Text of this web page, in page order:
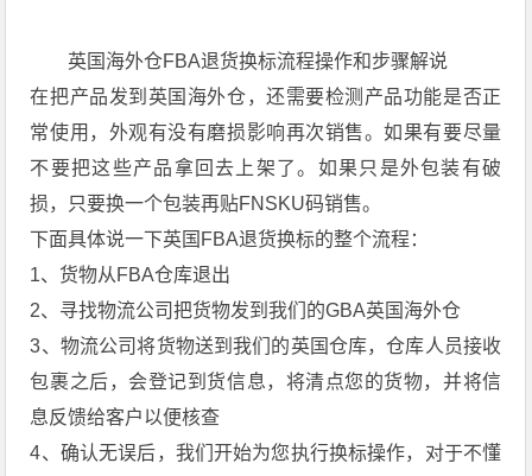
英国海外仓FBA退货换标流程操作和步骤解说
在把产品发到英国海外仓，还需要检测产品功能是否正
常使用，外观有没有磨损影响再次销售。如果有要尽量
不要把这些产品拿回去上架了。如果只是外包装有破
损，只要换一个包装再贴FNSKU码销售。
下面具体说一下英国FBA退货换标的整个流程：
1、货物从FBA仓库退出
2、寻找物流公司把货物发到我们的GBA英国海外仓
3、物流公司将货物送到我们的英国仓库，仓库人员接收
包裹之后，会登记到货信息，将清点您的货物，并将信
息反馈给客户以便核查
4、确认无误后，我们开始为您执行换标操作，对于不懂